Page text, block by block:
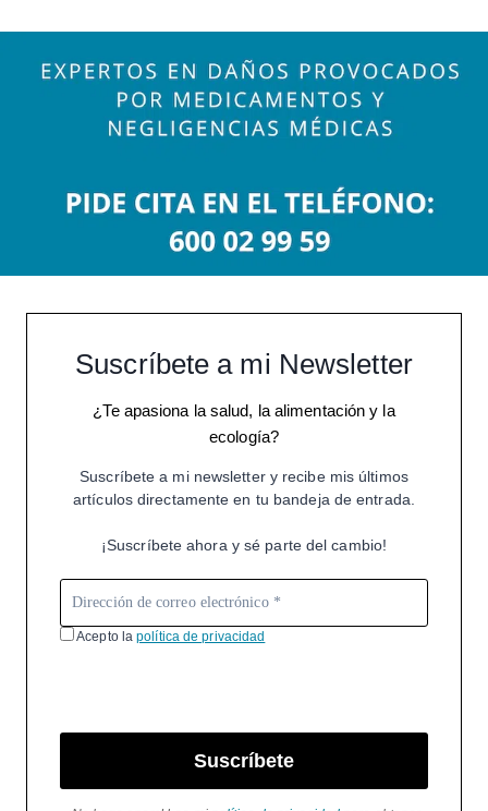
Suscríbete a mi Newsletter
¿Te apasiona la salud, la alimentación y la
ecología?
Suscríbete a mi newsletter y recibe mis últimos
artículos directamente en tu bandeja de entrada.
¡Suscríbete ahora y sé parte del cambio!
Acepto lapolítica de privacidad
Suscríbete